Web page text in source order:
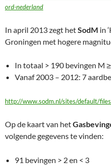
ord-nederland
In april 2013 zegt hetSodM in
Groningen met hogere
In totaal > 190 bevingen M
Vanaf 2003 – 2012: 7
http://www.sodm.nl/sites/default/
Op de kaart van het
volgende gegevens te vinden:
91 bevingen > 2 en < 3